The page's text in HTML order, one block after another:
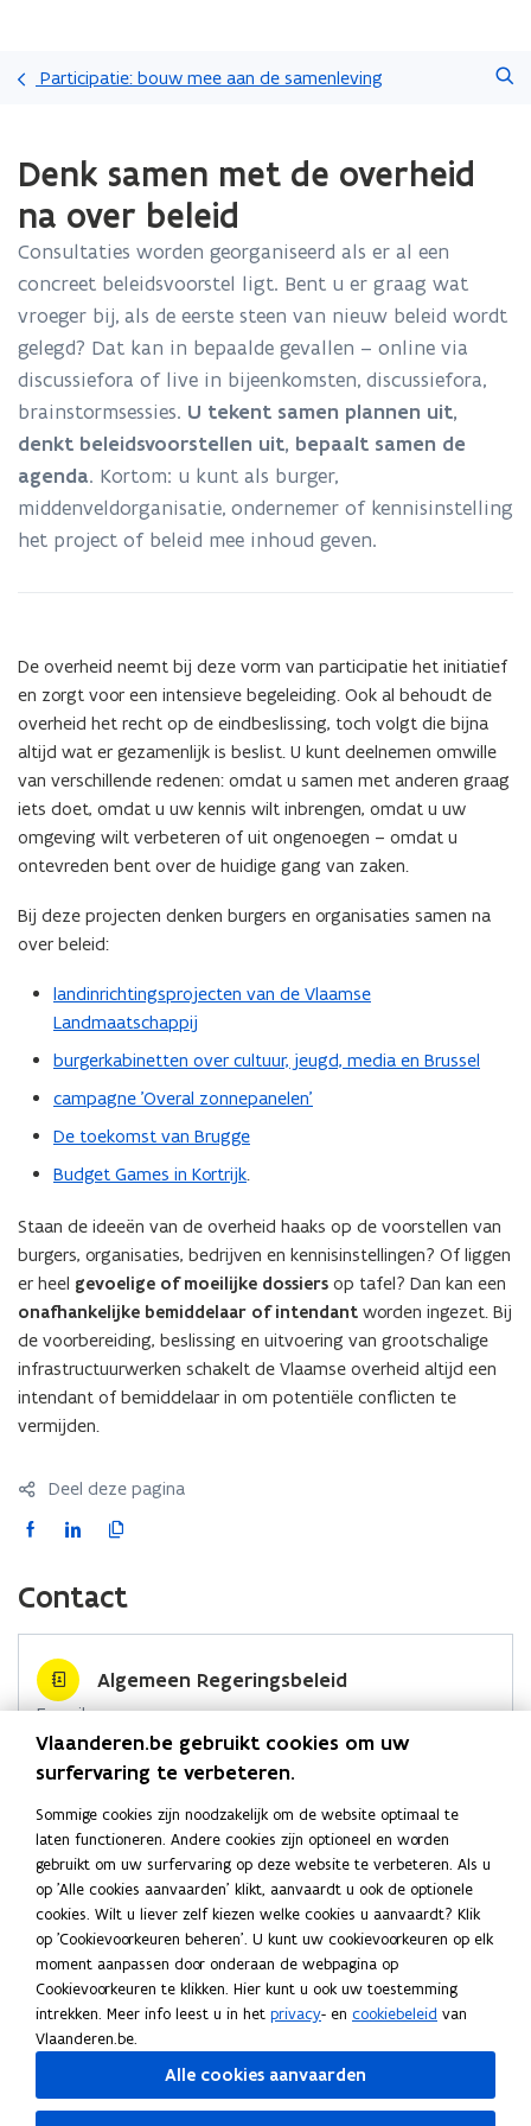
naar
gaan
Participatie: bouw mee aan de samenleving
met
laden.
zich
op:
Denk
samen
met
de
overheid
beleid
Denk samen met de overheid
na over beleid
Consultaties worden georganiseerd als er al een
concreet beleidsvoorstel ligt. Bent u er graag wat
vroeger bij, als de eerste steen van nieuw beleid wordt
gelegd? Dat kan in bepaalde gevallen – online via
discussiefora of live in bijeenkomsten, discussiefora,
brainstormsessies. U tekent samen plannen uit,
denkt beleidsvoorstellen uit, bepaalt samen de
agenda. Kortom: u kunt als burger,
middenveldorganisatie, ondernemer of kennisinstelling
het project of beleid mee inhoud geven.
De overheid neemt bij deze vorm van participatie het initiatief
en zorgt voor een intensieve begeleiding. Ook al behoudt de
overheid het recht op de eindbeslissing, toch volgt die bijna
altijd wat er gezamenlijk is beslist. U kunt deelnemen omwille
van verschillende redenen: omdat u samen met anderen graag
iets doet, omdat u uw kennis wilt inbrengen, omdat u uw
omgeving wilt verbeteren of uit ongenoegen – omdat u
ontevreden bent over de huidige gang van zaken.
Bij deze projecten denken burgers en organisaties samen na
over beleid:
landinrichtingsprojecten van de Vlaamse
Landmaatschappij
burgerkabinetten over cultuur, jeugd, media en Brussel
campagne 'Overal zonnepanelen'
De toekomst van Brugge
Budget Games in Kortrijk.
Staan de ideeën van de overheid haaks op de voorstellen van
burgers, organisaties, bedrijven en kennisinstellingen? Of liggen
er heel gevoelige of moeilijke dossiers op tafel? Dan kan een
onafhankelijke bemiddelaar of intendant worden ingezet. Bij
de voorbereiding, beslissing en uitvoering van grootschalige
infrastructuurwerken schakelt de Vlaamse overheid altijd een
intendant of bemiddelaar in om potentiële conflicten te
vermijden.
Deel deze pagina
F
c
e
b
L
k
e
d
i
o
p
e
n
t
i
n
i
e
u
v
K
i
e
e
i
n
k
n
a
a
r
l
e
m
o
Contact
Algemeen Regeringsbeleid
E-mail
algemeenregeringsbeleid.dkbuza@vlaanderen.be
Departement Kanselarij en Buitenlandse Zaken
Algemeen Regeringsbeleid
Marie-Elisabeth Belpairegebouw
Simon Bolivarlaan 17, 1000 Brussel, België
Routeplanner
p
e
n
t
i
n
Postadres
Departement Kanselarij en Buitenlandse Zaken
Algemeen Regeringsbeleid
Koning Albert II laan 15 bus 207, 1210 Brussel, België
Meer details
Vlaanderen.be gebruikt cookies om uw
surfervaring te verbeteren.
Sommige cookies zijn noodzakelijk om de website optimaal te
laten functioneren. Andere cookies zijn optioneel en worden
gebruikt om uw surfervaring op deze website te verbeteren. Als u
op 'Alle cookies aanvaarden' klikt, aanvaardt u ook de optionele
cookies. Wilt u liever zelf kiezen welke cookies u aanvaardt? Klik
op 'Cookievoorkeuren beheren'. U kunt uw cookievoorkeuren op elk
moment aanpassen door onderaan de webpagina op
Cookievoorkeuren te klikken. Hier kunt u ook uw toestemming
intrekken. Meer info leest u in het privacy- en cookiebeleid van
Vlaanderen.be.
Alle cookies aanvaarden